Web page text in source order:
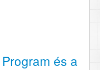
és a